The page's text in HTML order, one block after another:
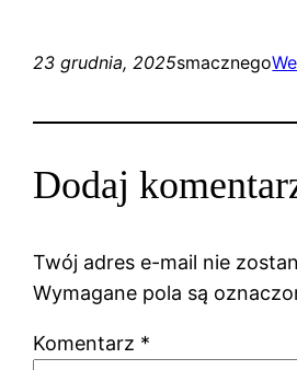
23 grudnia, 2025smacznego
Dodaj
Twój adres e-mail nie
Wymagane pola są
Komentarz *